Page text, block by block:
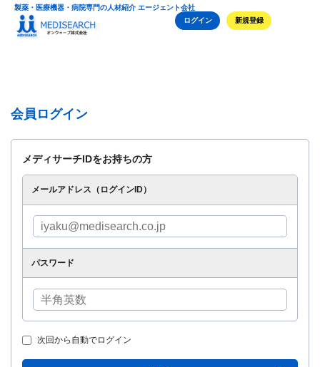
製薬・医療機器・病院専門の人材紹介 エージェント会社
ログイン
新規登録
会員ログイン
メディサーチIDをお持ちの方
メールアドレス（ログインID）
パスワード
次回から自動でログイン